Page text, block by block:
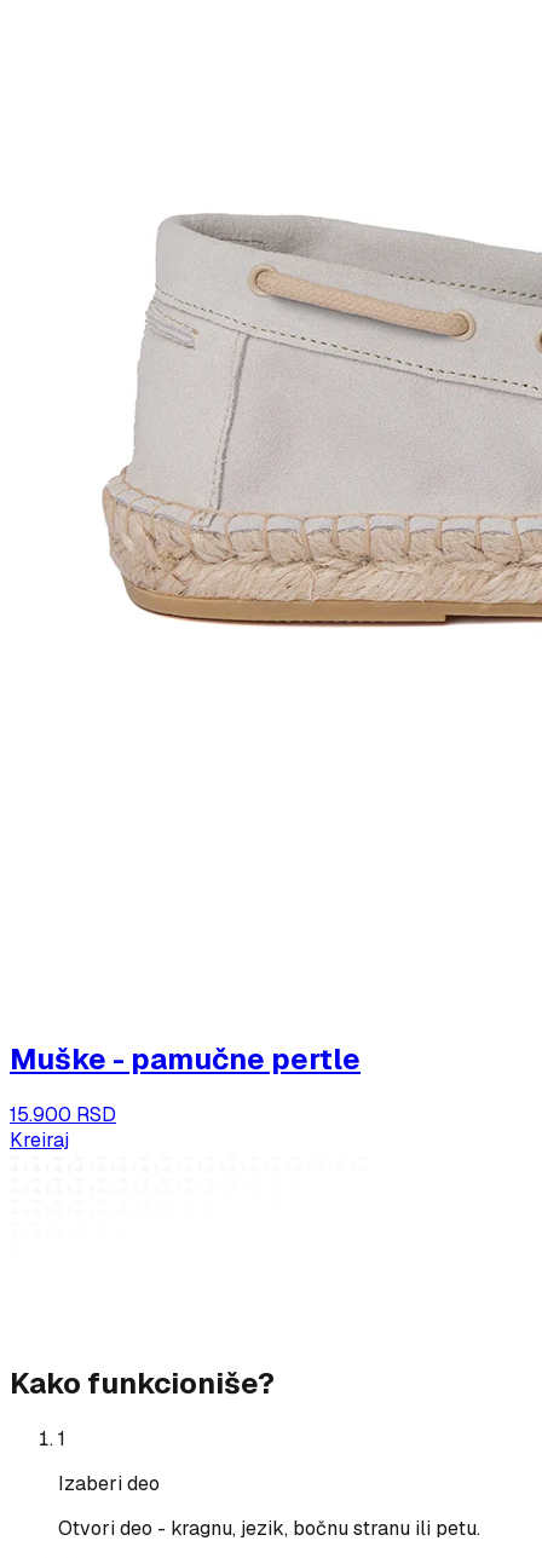
Muške - pamučne pertle
15.900 RSD
Kreiraj
Kako funkcioniše?
1
Izaberi deo
Otvori deo - kragnu, jezik, bočnu stranu ili petu.